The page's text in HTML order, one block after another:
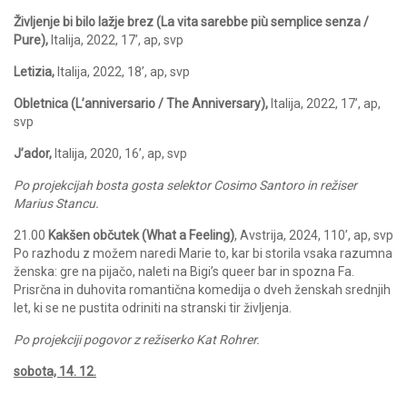
Življenje bi bilo lažje brez (La vita sarebbe più semplice senza /
Pure), Italija, 2022, 17’, ap, svp
Letizia, Italija, 2022, 18’, ap, svp
Obletnica (L’anniversario / The Anniversary), Italija, 2022, 17’, ap,
svp
J’ador, Italija, 2020, 16’, ap, svp
Po projekcijah bosta gosta selektor Cosimo Santoro in režiser
Marius Stancu.
21.00 Kakšen občutek (What a Feeling), Avstrija, 2024, 110’, ap, svp
Po razhodu z možem naredi Marie to, kar bi storila vsaka razumna
ženska: gre na pijačo, naleti na Bigi’s queer bar in spozna Fa.
Prisrčna in duhovita romantična komedija o dveh ženskah srednjih
let, ki se ne pustita odriniti na stranski tir življenja.
Po projekciji pogovor z režiserko Kat Rohrer.
sobota, 14. 12.